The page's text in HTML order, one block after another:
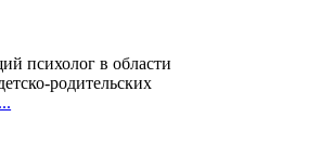
психолог в области
родительских
...